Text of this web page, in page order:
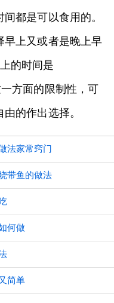
都是可以食用的。
早上又或者是晚上早
的时间是
方面的限制性，可
的作出选择。
法家常窍门
带鱼的做法
何做
简单